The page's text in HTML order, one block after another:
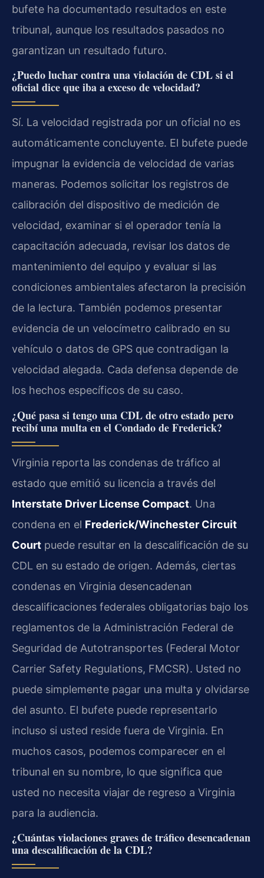
bufete ha documentado resultados en este
tribunal, aunque los resultados pasados no
garantizan un resultado futuro.
¿Puedo luchar contra una violación de CDL si el
oficial dice que iba a exceso de velocidad?
Sí. La velocidad registrada por un oficial no es
automáticamente concluyente. El bufete puede
impugnar la evidencia de velocidad de varias
maneras. Podemos solicitar los registros de
calibración del dispositivo de medición de
velocidad, examinar si el operador tenía la
capacitación adecuada, revisar los datos de
mantenimiento del equipo y evaluar si las
condiciones ambientales afectaron la precisión
de la lectura. También podemos presentar
evidencia de un velocímetro calibrado en su
vehículo o datos de GPS que contradigan la
velocidad alegada. Cada defensa depende de
los hechos específicos de su caso.
¿Qué pasa si tengo una CDL de otro estado pero
recibí una multa en el Condado de Frederick?
Virginia reporta las condenas de tráfico al
estado que emitió su licencia a través del
Interstate Driver License Compact. Una
condena en el Frederick/Winchester Circuit
Court puede resultar en la descalificación de su
CDL en su estado de origen. Además, ciertas
condenas en Virginia desencadenan
descalificaciones federales obligatorias bajo los
reglamentos de la Administración Federal de
Seguridad de Autotransportes (Federal Motor
Carrier Safety Regulations, FMCSR). Usted no
puede simplemente pagar una multa y olvidarse
del asunto. El bufete puede representarlo
incluso si usted reside fuera de Virginia. En
muchos casos, podemos comparecer en el
tribunal en su nombre, lo que significa que
usted no necesita viajar de regreso a Virginia
para la audiencia.
¿Cuántas violaciones graves de tráfico desencadenan
una descalificación de la CDL?